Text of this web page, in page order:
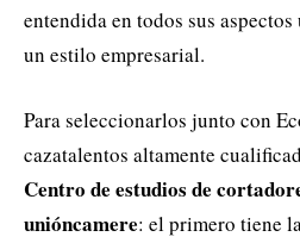
entendida en todos sus
un estilo empresarial.
Para seleccionarlos junto con
cazatalentos altamente
Centro de estudios de
unióncamere: el primero tiene